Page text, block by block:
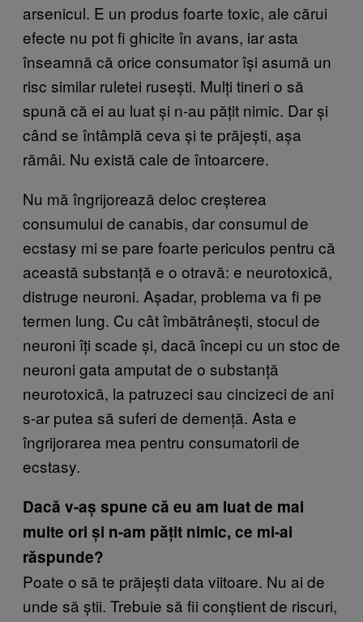
arsenicul. E un produs foarte toxic, ale cărui
efecte nu pot fi ghicite în avans, iar asta
înseamnă că orice consumator își asumă un
risc similar ruletei rusești. Mulți tineri o să
spună că ei au luat și n-au pățit nimic. Dar și
când se întâmplă ceva și te prăjești, așa
rămâi. Nu există cale de întoarcere.
Nu mă îngrijorează deloc creșterea
consumului de canabis, dar consumul de
ecstasy mi se pare foarte periculos pentru că
această substanță e o otravă: e neurotoxică,
distruge neuroni. Așadar, problema va fi pe
termen lung. Cu cât îmbătrânești, stocul de
neuroni îți scade și, dacă începi cu un stoc de
neuroni gata amputat de o substanță
neurotoxică, la patruzeci sau cincizeci de ani
s-ar putea să suferi de demență. Asta e
îngrijorarea mea pentru consumatorii de
ecstasy.
Dacă v-aș spune că eu am luat de mai
multe ori și n-am pățit nimic, ce mi-ai
răspunde?
Poate o să te prăjești data viitoare. Nu ai de
unde să știi. Trebuie să fii conștient de riscuri,